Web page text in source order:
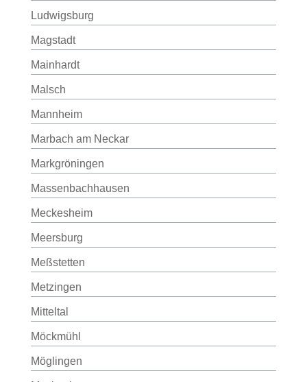
Ludwigsburg
Magstadt
Mainhardt
Malsch
Mannheim
Marbach am Neckar
Markgröningen
Massenbachhausen
Meckesheim
Meersburg
Meßstetten
Metzingen
Mitteltal
Möckmühl
Möglingen